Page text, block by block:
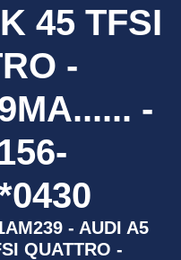
45 TFSI
-
-
- AUDI A5
QUATTRO -